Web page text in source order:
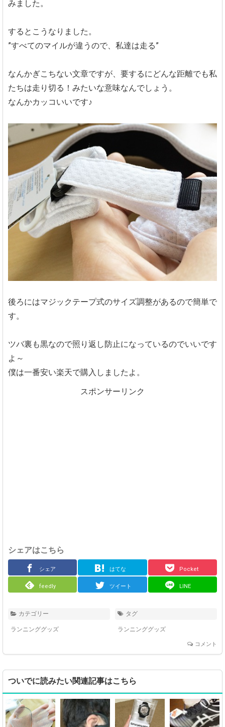
みました。
するとこうなりました。
”すべてのマイルが違うので、私達は走る”
なんかぎこちない文章ですが、要するにどんな距離でも私
たちは走り切る！みたいな意味なんでしょう。
なんかカッコいいです♪
後ろにはマジックテープ式のサイズ調整があるので簡単で
す。
ツバ裏も黒なので照り返し防止になっているのでいいです
よ～
僕は一番安い楽天で購入しましたよ。
スポンサーリンク
シェアはこちら
シェア はてな Pocket
feedly ツイート LINE
カテゴリー
ランニンググッズ
タグ
ランニンググッズ
コメント
ついでに読みたい関連記事はこちら